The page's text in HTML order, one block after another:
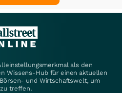
als den
Wissens-Hub für einen aktuellen
und Wirtschaftswelt, um
treffen.